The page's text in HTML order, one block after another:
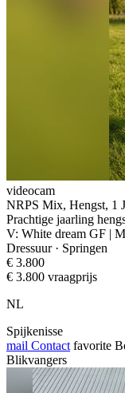
videocam
NRPS Mix, Hengst, 1
Prachtige jaarling
V: White dream GF |
Dressuur · Springen
€ 3.800
€ 3.800 vraagprijs
NL
Spijkenisse
mail Contact favorite
Blikvangers